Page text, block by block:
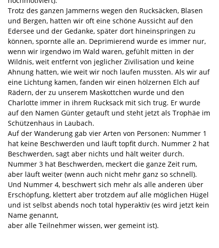
Trotz des ganzen Jammerns wegen den Rucksäcken, Blasen
und Bergen, hatten wir oft eine schöne Aussicht auf den
Edersee und der Gedanke, später dort hineinspringen zu
können, spornte alle an. Deprimierend wurde es immer nur,
wenn wir irgendwo im Wald waren, gefühlt mitten in der
Wildnis, weit entfernt von jeglicher Zivilisation und keine
Ahnung hatten, wie weit wir noch laufen mussten. Als wir auf
eine Lichtung kamen, fanden wir einen hölzernen Elch auf
Rädern, der zu unserem Maskottchen wurde und den
Charlotte immer in ihrem Rucksack mit sich trug. Er wurde
auf den Namen Günter getauft und steht jetzt als Trophäe im
Schützenhaus in Laubach.
Auf der Wanderung gab vier Arten von Personen: Nummer 1
hat keine Beschwerden und läuft topfit durch. Nummer 2 hat
Beschwerden, sagt aber nichts und hält weiter durch.
Nummer 3 hat Beschwerden, meckert die ganze Zeit rum,
aber läuft weiter (wenn auch nicht mehr ganz so schnell).
Und Nummer 4, beschwert sich mehr als alle anderen über
Erschöpfung, klettert aber trotzdem auf alle möglichen Hügel
und ist selbst abends noch total hyperaktiv (es wird jetzt kein
Name genannt,
aber alle Teilnehmer wissen, wer gemeint ist).